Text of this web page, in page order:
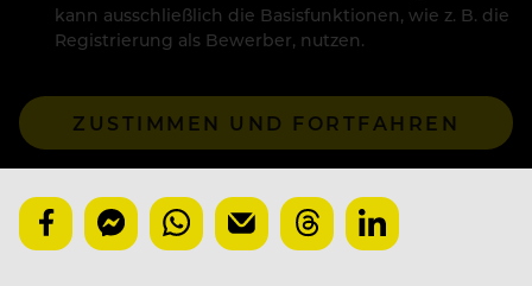
kann ausschließlich die Basisfunktionen, wie z. B. die
Registrierung als Bewerber, nutzen.
ZUSTIMMEN UND FORTFAHREN